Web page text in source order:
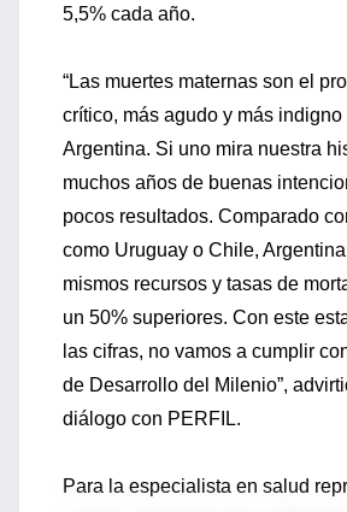
5,5% cada año.
“Las muertes maternas son el
crítico, más agudo y más
Argentina. Si uno mira nuestra
muchos años de buenas
pocos resultados. Comparado
como Uruguay o Chile,
mismos recursos y tasas de
un 50% superiores. Con este
las cifras, no vamos a cumplir
de Desarrollo del Milenio”,
diálogo con PERFIL.
Para la especialista en salud